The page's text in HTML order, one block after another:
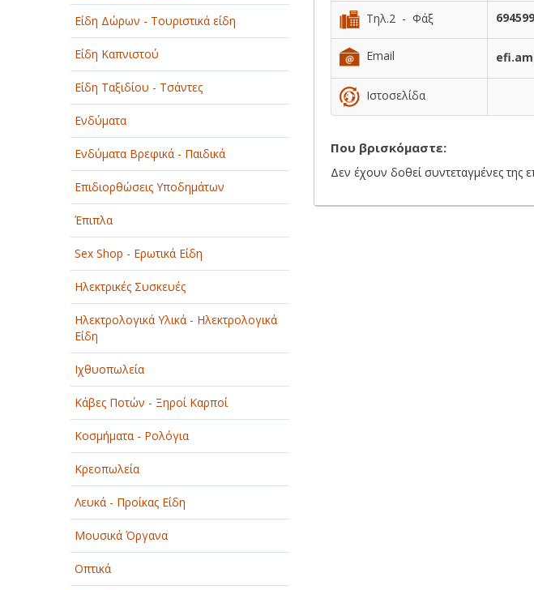
ΤΕΧΝΟΛΟΓΙΑ
ΥΓΕΙΑ - ΙΑΤΡΟΙ
ΦΑΓΗΤΟ
Είδη Δώρων - Τουριστικά είδη
Είδη Καπνιστού
Είδη Ταξιδίου - Τσάντες
Ενδύματα
Ενδύματα Βρεφικά - Παιδικά
Επιδιορθώσεις Υποδημάτων
Έπιπλα
Sex Shop - Ερωτικά Είδη
Ηλεκτρικές Συσκευές
Ηλεκτρολογικά Υλικά - Ηλεκτρολογικά
Είδη
Ιχθυοπωλεία
Κάβες Ποτών - Ξηροί Καρποί
Κοσμήματα - Ρολόγια
Κρεοπωλεία
Λευκά - Προίκας Είδη
Μουσικά Όργανα
Οπτικά
Τηλ.2 - Φάξ
Email
Ιστοσελίδα
Που βρισκόμαστε:
Δεν έχουν δοθεί συντεταγμένες της